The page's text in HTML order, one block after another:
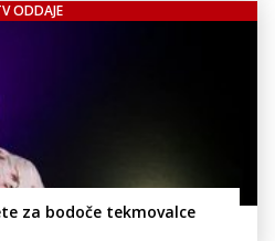
ODDAJE
za bodoče tekmovalce